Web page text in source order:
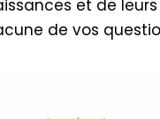
et de
de vos